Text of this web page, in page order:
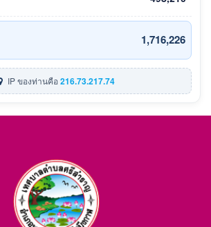
1,716,226
IP ของท่านคือ216.73.217.74